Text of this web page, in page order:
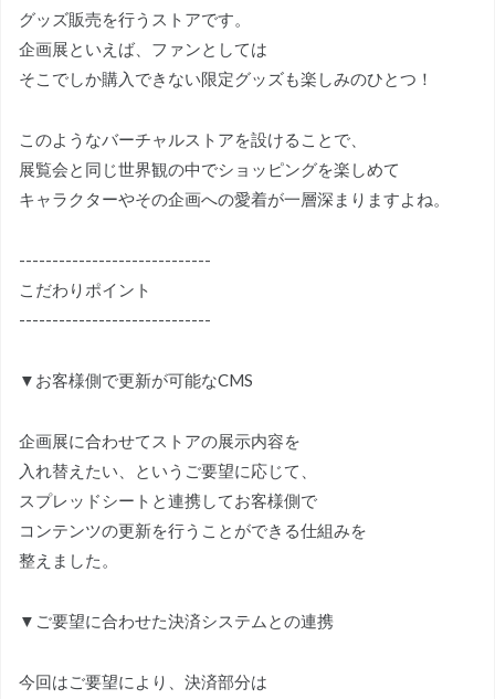
グッズ販売を行うストアです。
企画展といえば、ファンとしては
そこでしか購入できない限定グッズも楽しみのひとつ！
このようなバーチャルストアを設けることで、
展覧会と同じ世界観の中でショッピングを楽しめて
キャラクターやその企画への愛着が一層深まりますよね。
-----------------------------
こだわりポイント
-----------------------------
▼お客様側で更新が可能なCMS
企画展に合わせてストアの展示内容を
入れ替えたい、というご要望に応じて、
スプレッドシートと連携してお客様側で
コンテンツの更新を行うことができる仕組みを
整えました。
▼ご要望に合わせた決済システムとの連携
今回はご要望により、決済部分は